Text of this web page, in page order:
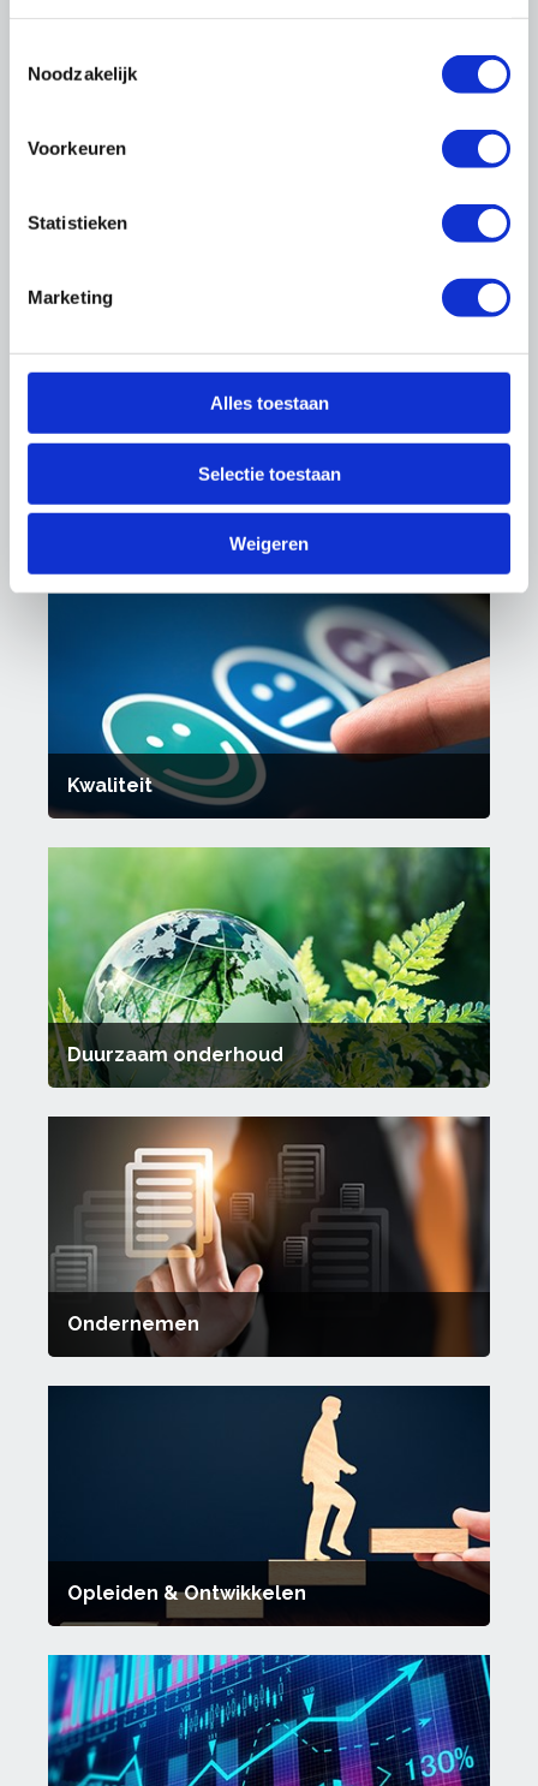
Noodzakelijk
Voorkeuren
Statistieken
Marketing
Alles toestaan
Selectie toestaan
Weigeren
Arbo & Milieu
Kwaliteit
Duurzaam onderhoud
Ondernemen
Opleiden & Ontwikkelen